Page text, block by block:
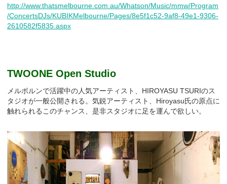
http://www.thatsmelbourne.com.au/Whatson/Music/mmw/Program
/ConcertsDJs/KUBIKMelbourne/Pages/8e5f1c52-9af8-49e1-9306-
2610582f5835.aspx
TWOONE Open Studio
メルボルンで活躍中の人気アーティスト、HIROYASU TSURIのス
タジオが一般公開される。気鋭アーティスト、Hiroyasu氏の原点に
触れられるこのチャンス、是非スタジオに足を運んで欲しい。